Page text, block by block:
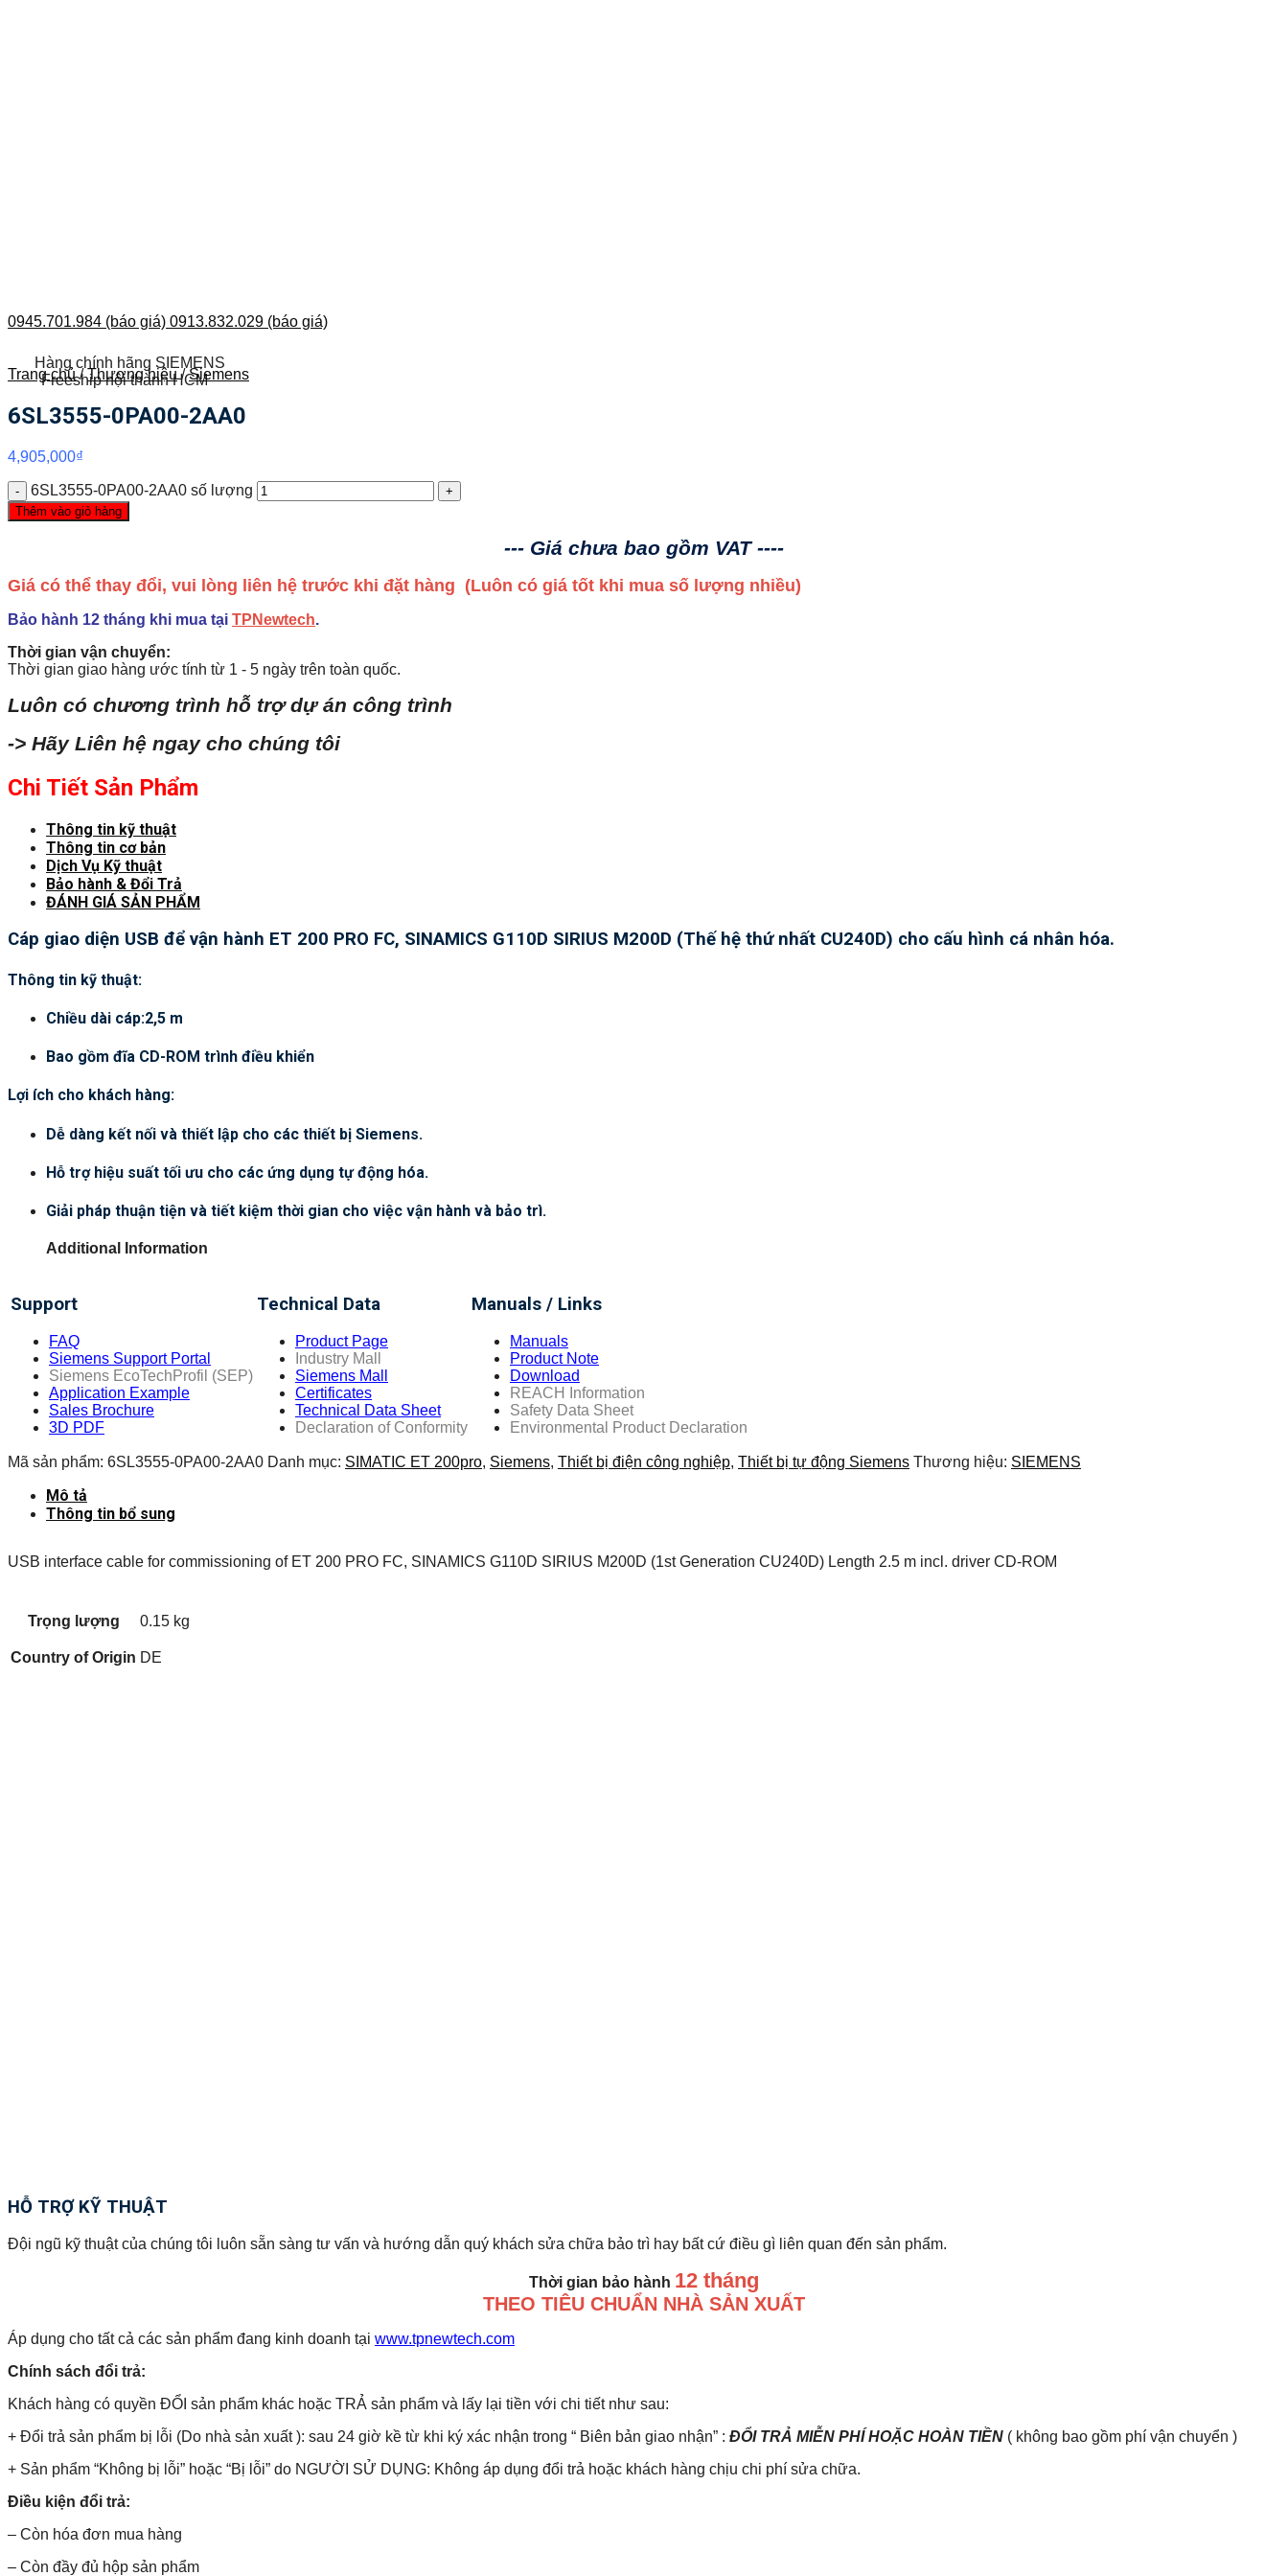
0945.701.984 (báo giá) 0913.832.029 (báo giá)
Hàng chính hãng SIEMENS
Freeship nội thành HCM
Trang chủ / Thương hiệu / Siemens
6SL3555-0PA00-2AA0
4,905,000₫
6SL3555-0PA00-2AA0 số lượng
Thêm vào giỏ hàng
--- Giá chưa bao gồm VAT ----
Giá có thể thay đổi, vui lòng liên hệ trước khi đặt hàng (Luôn có giá tốt khi mua số lượng nhiều)
Bảo hành 12 tháng khi mua tại TPNewtech.
Thời gian vận chuyển:
Thời gian giao hàng ước tính từ 1 - 5 ngày trên toàn quốc.
Luôn có chương trình hỗ trợ dự án công trình
-> Hãy Liên hệ ngay cho chúng tôi
Chi Tiết Sản Phẩm
Thông tin kỹ thuật
Thông tin cơ bản
Dịch Vụ Kỹ thuật
Bảo hành & Đổi Trả
ĐÁNH GIÁ SẢN PHẨM
Cáp giao diện USB để vận hành ET 200 PRO FC, SINAMICS G110D SIRIUS M200D (Thế hệ thứ nhất CU240D) cho cấu hình cá nhân hóa.
Thông tin kỹ thuật:
Chiều dài cáp:2,5 m
Bao gồm đĩa CD-ROM trình điều khiển
Lợi ích cho khách hàng:
Dễ dàng kết nối và thiết lập cho các thiết bị Siemens.
Hỗ trợ hiệu suất tối ưu cho các ứng dụng tự động hóa.
Giải pháp thuận tiện và tiết kiệm thời gian cho việc vận hành và bảo trì.
Additional Information
Support
FAQ
Siemens Support Portal
Siemens EcoTechProfil (SEP)
Application Example
Sales Brochure
3D PDF
Technical Data
Product Page
Industry Mall
Siemens Mall
Certificates
Technical Data Sheet
Declaration of Conformity
Manuals / Links
Manuals
Product Note
Download
REACH Information
Safety Data Sheet
Environmental Product Declaration
Mã sản phẩm: 6SL3555-0PA00-2AA0 Danh mục: SIMATIC ET 200pro, Siemens, Thiết bị điện công nghiệp, Thiết bị tự động Siemens Thương hiệu: SIEMENS
Mô tả
Thông tin bổ sung
USB interface cable for commissioning of ET 200 PRO FC, SINAMICS G110D SIRIUS M200D (1st Generation CU240D) Length 2.5 m incl. driver CD-ROM
Trọng lượng 0.15 kg
Country of Origin DE
HỖ TRỢ KỸ THUẬT
Đội ngũ kỹ thuật của chúng tôi luôn sẵn sàng tư vấn và hướng dẫn quý khách sửa chữa bảo trì hay bất cứ điều gì liên quan đến sản phẩm.
Thời gian bảo hành 12 tháng
THEO TIÊU CHUẨN NHÀ SẢN XUẤT
Áp dụng cho tất cả các sản phẩm đang kinh doanh tại www.tpnewtech.com
Chính sách đổi trả:
Khách hàng có quyền ĐỔI sản phẩm khác hoặc TRẢ sản phẩm và lấy lại tiền với chi tiết như sau:
+ Đổi trả sản phẩm bị lỗi (Do nhà sản xuất ): sau 24 giờ kề từ khi ký xác nhận trong “ Biên bản giao nhận” : ĐỔI TRẢ MIỄN PHÍ HOẶC HOÀN TIỀN ( không bao gồm phí vận chuyển )
+ Sản phẩm “Không bị lỗi” hoặc “Bị lỗi” do NGƯỜI SỬ DỤNG: Không áp dụng đổi trả hoặc khách hàng chịu chi phí sửa chữa.
Điều kiện đổi trả:
– Còn hóa đơn mua hàng
– Còn đầy đủ hộp sản phẩm